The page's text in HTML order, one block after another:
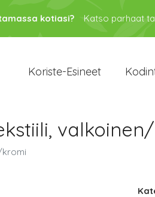
kotiasi? Katso parhaat
Koriste-Esineet
kromi